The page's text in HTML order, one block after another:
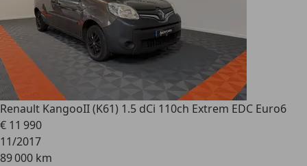
Renault KangooII (K61) 1.5 dCi 110ch Extrem EDC Euro6
€ 11 990
11/2017
89 000 km